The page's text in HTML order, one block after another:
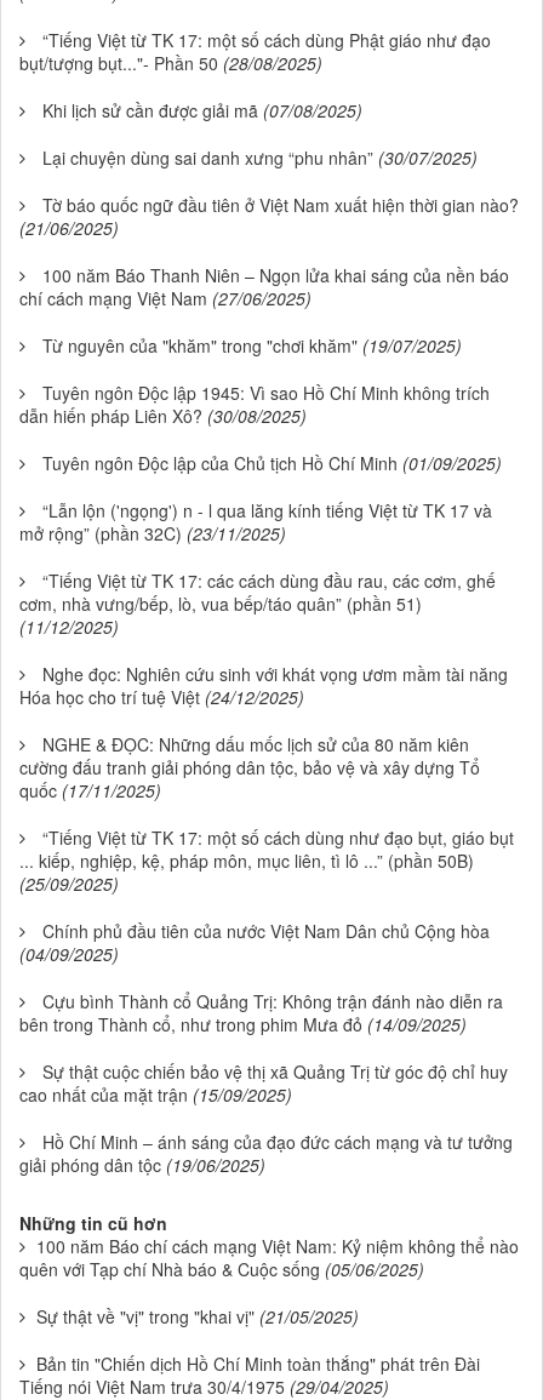
“Tiếng Việt từ TK 17: một số cách dùng Phật giáo như đạo
bụt/tượng bụt..."- Phần 50 (28/08/2025)
Khi lịch sử cần được giải mã (07/08/2025)
Lại chuyện dùng sai danh xưng “phu nhân” (30/07/2025)
Tờ báo quốc ngữ đầu tiên ở Việt Nam xuất hiện thời gian nào?
(21/06/2025)
100 năm Báo Thanh Niên – Ngọn lửa khai sáng của nền báo
chí cách mạng Việt Nam (27/06/2025)
Từ nguyên của "khăm" trong "chơi khăm" (19/07/2025)
Tuyên ngôn Độc lập 1945: Vì sao Hồ Chí Minh không trích
dẫn hiến pháp Liên Xô? (30/08/2025)
Tuyên ngôn Độc lập của Chủ tịch Hồ Chí Minh (01/09/2025)
“Lẫn lộn ('ngọng') n - l qua lăng kính tiếng Việt từ TK 17 và
mở rộng” (phần 32C) (23/11/2025)
“Tiếng Việt từ TK 17: các cách dùng đầu rau, các cơm, ghế
cơm, nhà vưng/bếp, lò, vua bếp/táo quân” (phần 51)
(11/12/2025)
Nghe đọc: Nghiên cứu sinh với khát vọng ươm mầm tài năng
Hóa học cho trí tuệ Việt (24/12/2025)
NGHE & ĐỌC: Những dấu mốc lịch sử của 80 năm kiên
cường đấu tranh giải phóng dân tộc, bảo vệ và xây dựng Tổ
quốc (17/11/2025)
“Tiếng Việt từ TK 17: một số cách dùng như đạo bụt, giáo bụt
... kiếp, nghiệp, kệ, pháp môn, mục liên, tì lô ...” (phần 50B)
(25/09/2025)
Chính phủ đầu tiên của nước Việt Nam Dân chủ Cộng hòa
(04/09/2025)
Cựu bình Thành cổ Quảng Trị: Không trận đánh nào diễn ra
bên trong Thành cổ, như trong phim Mưa đỏ (14/09/2025)
Sự thật cuộc chiến bảo vệ thị xã Quảng Trị từ góc độ chỉ huy
cao nhất của mặt trận (15/09/2025)
Hồ Chí Minh – ánh sáng của đạo đức cách mạng và tư tưởng
giải phóng dân tộc (19/06/2025)
Những tin cũ hơn
100 năm Báo chí cách mạng Việt Nam: Kỷ niệm không thể nào
quên với Tạp chí Nhà báo & Cuộc sống (05/06/2025)
Sự thật về "vị" trong "khai vị" (21/05/2025)
Bản tin "Chiến dịch Hồ Chí Minh toàn thắng" phát trên Đài
Tiếng nói Việt Nam trưa 30/4/1975 (29/04/2025)